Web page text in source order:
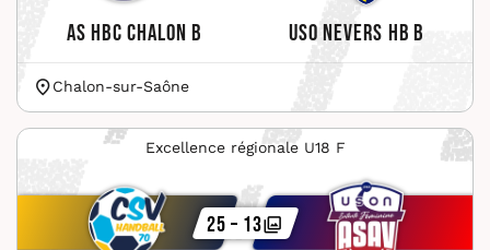
AS HBC Chalon B USO Nevers HB B
Chalon-sur-Saône
Excellence régionale U18 F
25 – 13